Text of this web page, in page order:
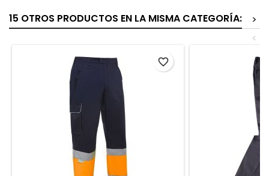
15 OTROS PRODUCTOS EN LA MISMA CATEGORÍA:
>
<
favorite_border